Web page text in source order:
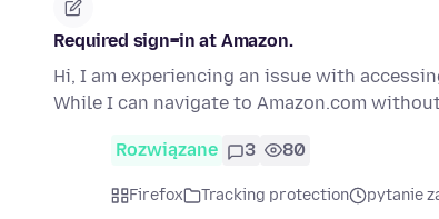
Required sign=in at Amazon.
Hi, I am experiencing an issue with
While I can navigate to Amazon.com
Rozwiązane 3 80
Firefox Tracking protection pytanie